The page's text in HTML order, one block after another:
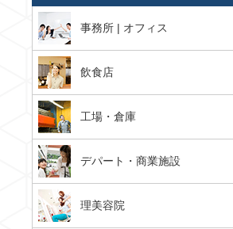
事務所 | オフィス
飲食店
工場・倉庫
デパート・商業施設
理美容院